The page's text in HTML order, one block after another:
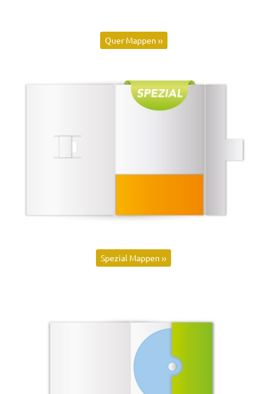
Quer Mappen ››
Spezial Mappen ››